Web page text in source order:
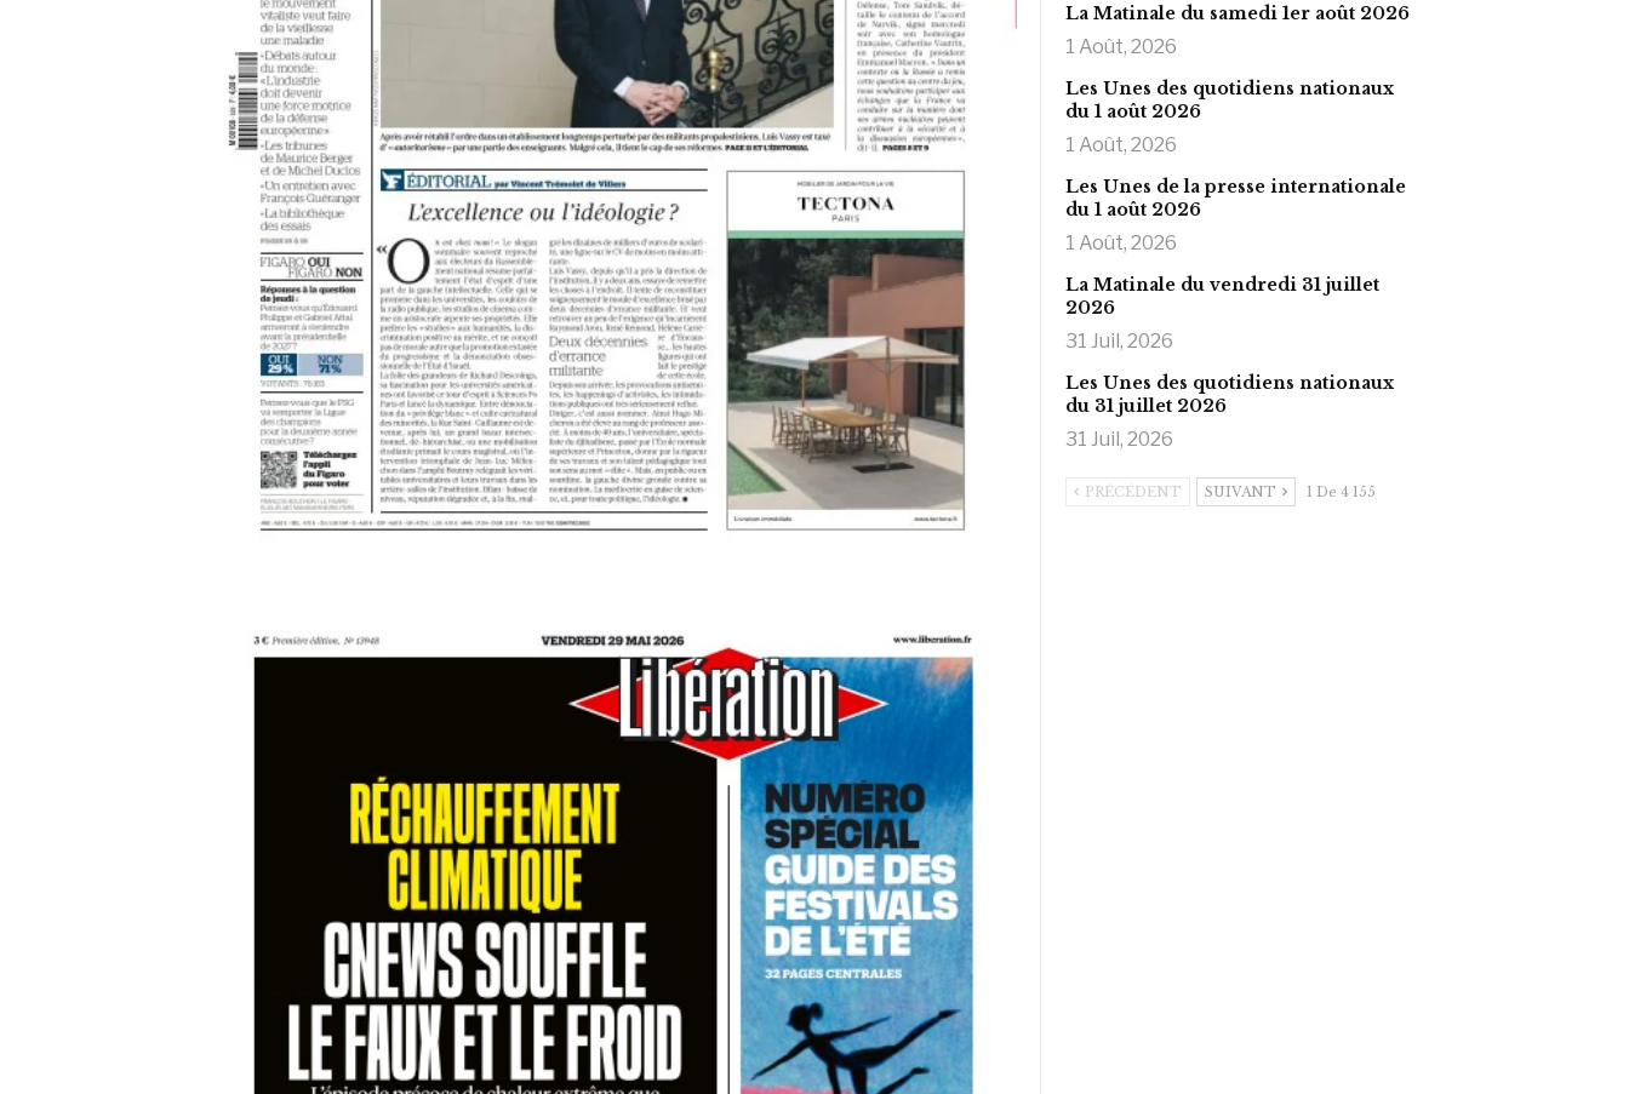
La Matinale du samedi 1er août 2026
1 Août, 2026
Les Unes des quotidiens nationaux
du 1 août 2026
1 Août, 2026
Les Unes de la presse internationale
du 1 août 2026
1 Août, 2026
La Matinale du vendredi 31 juillet
2026
31 Juil, 2026
Les Unes des quotidiens nationaux
du 31 juillet 2026
31 Juil, 2026
PRÉCÉDENT SUIVANT 1 De 4 155